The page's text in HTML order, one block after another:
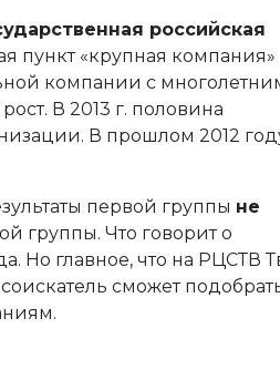
российская
пункт «крупная компания»
компании с
В 2013 г. половина
В прошлом 2012
первой группы не
группы. Что говорит о
Но главное, что на РЦСТВ
сможет